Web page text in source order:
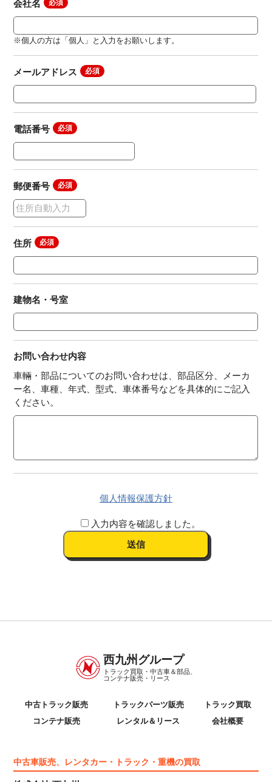
会社名
※個人の方は「個人」と入力をお願いします。
メールアドレス
電話番号
郵便番号
住所
建物名・号室
お問い合わせ内容
車輛・部品についてのお問い合わせは、部品区分、メーカ
ー名、車種、年式、型式、車体番号などを具体的にご記入
ください。
個人情報保護方針
入力内容を確認しました。
西九州グループ
トラック買取・中古車＆部品、
コンテナ販売・リース
中古トラック販売 トラックパーツ販売
トラック買取
コンテナ販売
レンタル＆リース 会社概要
中古車販売、レンタカー・トラック・重機の買取